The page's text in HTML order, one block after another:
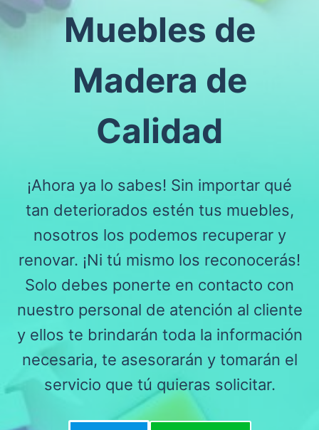
Muebles de
Madera de
Calidad
¡Ahora ya lo sabes! Sin importar qué
tan deteriorados estén tus muebles,
nosotros los podemos recuperar y
renovar. ¡Ni tú mismo los reconocerás!
Solo debes ponerte en contacto con
nuestro personal de atención al cliente
y ellos te brindarán toda la información
necesaria, te asesorarán y tomarán el
servicio que tú quieras solicitar.